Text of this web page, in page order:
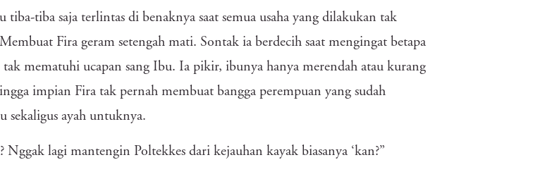
tiba-tiba saja terlintas di benaknya saat semua usaha yang dilakukan tak
Fira geram setengah mati. Sontak ia berdecih saat mengingat betapa
tak mematuhi ucapan sang Ibu. Ia pikir, ibunya hanya merendah atau kurang
impian Fira tak pernah membuat bangga perempuan yang sudah
sekaligus ayah untuknya.
Nggak lagi mantengin Poltekkes dari kejauhan kayak biasanya ‘kan?”